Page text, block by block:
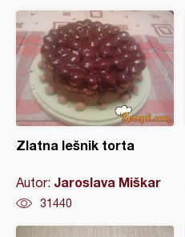
Zlatna lešnik torta
Autor: Jaroslava Miškar
31440